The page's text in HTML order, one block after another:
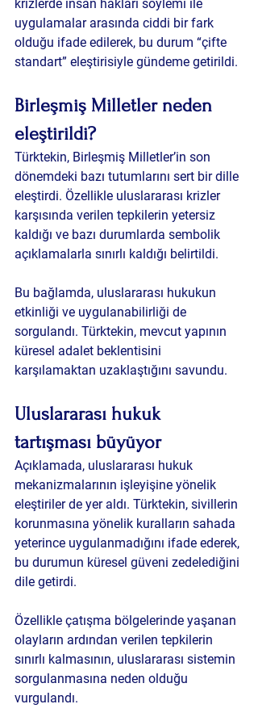
krizlerde insan hakları söylemi ile
uygulamalar arasında ciddi bir fark
olduğu ifade edilerek, bu durum “çifte
standart” eleştirisiyle gündeme getirildi.
Birleşmiş Milletler neden
eleştirildi?
Türktekin, Birleşmiş Milletler’in son
dönemdeki bazı tutumlarını sert bir dille
eleştirdi. Özellikle uluslararası krizler
karşısında verilen tepkilerin yetersiz
kaldığı ve bazı durumlarda sembolik
açıklamalarla sınırlı kaldığı belirtildi.
Bu bağlamda, uluslararası hukukun
etkinliği ve uygulanabilirliği de
sorgulandı. Türktekin, mevcut yapının
küresel adalet beklentisini
karşılamaktan uzaklaştığını savundu.
Uluslararası hukuk
tartışması büyüyor
Açıklamada, uluslararası hukuk
mekanizmalarının işleyişine yönelik
eleştiriler de yer aldı. Türktekin, sivillerin
korunmasına yönelik kuralların sahada
yeterince uygulanmadığını ifade ederek,
bu durumun küresel güveni zedelediğini
dile getirdi.
Özellikle çatışma bölgelerinde yaşanan
olayların ardından verilen tepkilerin
sınırlı kalmasının, uluslararası sistemin
sorgulanmasına neden olduğu
vurgulandı.